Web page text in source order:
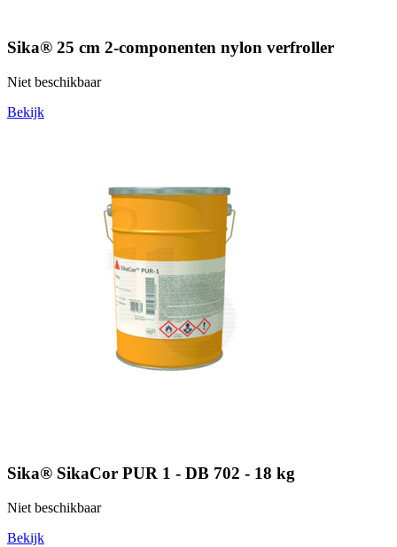
Sika® 25 cm 2-componenten nylon verfroller
Niet beschikbaar
Bekijk
Sika® SikaCor PUR 1 - DB 702 - 18 kg
Niet beschikbaar
Bekijk